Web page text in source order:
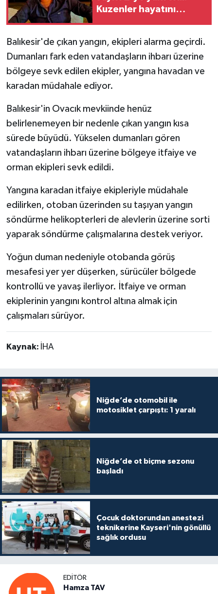
Kuzenler hayatını
Balıkesir'de çıkan yangın, ekipleri alarma geçirdi.
Dumanları fark eden vatandaşların ihbarı üzerine
bölgeye sevk edilen ekipler, yangına havadan ve
karadan müdahale ediyor.
Balıkesir'in Ovacık mevkiinde henüz
belirlenemeyen bir nedenle çıkan yangın kısa
sürede büyüdü. Yükselen dumanları gören
vatandaşların ihbarı üzerine bölgeye itfaiye ve
orman ekipleri sevk edildi.
Yangına karadan itfaiye ekipleriyle müdahale
edilirken, otoban üzerinden su taşıyan yangın
söndürme helikopterleri de alevlerin üzerine sorti
yaparak söndürme çalışmalarına destek veriyor.
Yoğun duman nedeniyle otobanda görüş
mesafesi yer yer düşerken, sürücüler bölgede
kontrollü ve yavaş ilerliyor. İtfaiye ve orman
ekiplerinin yangını kontrol altına almak için
çalışmaları sürüyor.
Kaynak: İHA
Niğde’de otomobil ile
motosiklet çarpıştı: 1 yaralı
Niğde’de ot biçme sezonu
başladı
Çocuk doktorundan anestezi
teknikerine Kayseri'nin gönüllü
sağlık ordusu
EDITÖR
Hamza TAV